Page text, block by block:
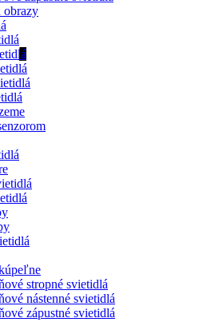
obrazy
stropné svietidlá
nástenné svietidlá
zápustné svietidlá